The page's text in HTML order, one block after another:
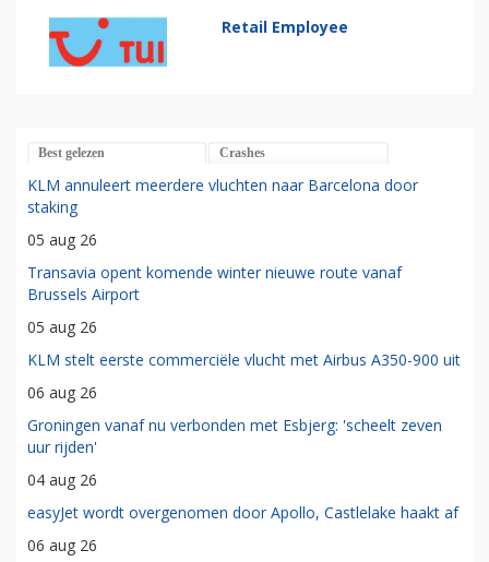
Retail Employee
Best gelezen Crashes
KLM annuleert meerdere vluchten naar Barcelona door
staking
05 aug 26
Transavia opent komende winter nieuwe route vanaf
Brussels Airport
05 aug 26
KLM stelt eerste commerciële vlucht met Airbus A350-900 uit
06 aug 26
Groningen vanaf nu verbonden met Esbjerg: 'scheelt zeven
uur rijden'
04 aug 26
easyJet wordt overgenomen door Apollo, Castlelake haakt af
06 aug 26